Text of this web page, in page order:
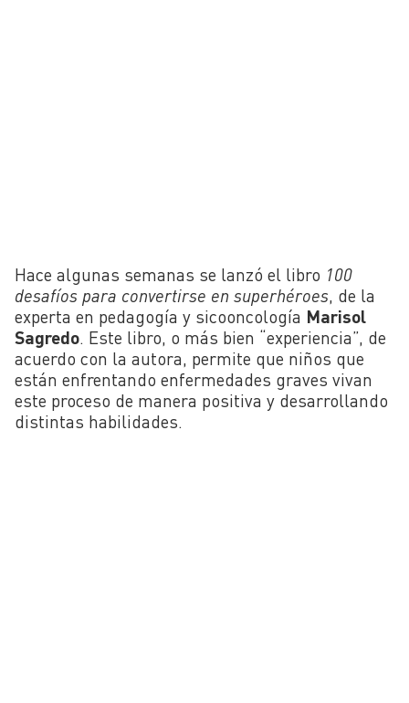
Hace algunas semanas se lanzó el libro 100
desafíos para convertirse en superhéroes de la
experta en pedagogía y sicooncología Marisol
Sagredo . Este libro, o más bien “experiencia”, de
acuerdo con la autora, permite que niños que
están enfrentando enfermedades graves vivan
este proceso de manera positiva y desarrollando
distintas habilidades.